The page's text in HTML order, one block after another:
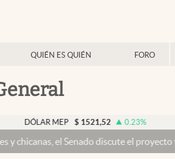
QUIÉN ES QUIÉN FORO
MEP $ 1521,52 0.23%
discute el proyecto y se votaría